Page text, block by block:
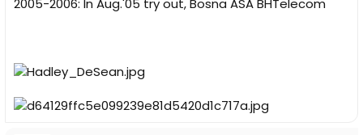
2005-2006: In Aug.'05 try out, Bosna ASA BHTelecom